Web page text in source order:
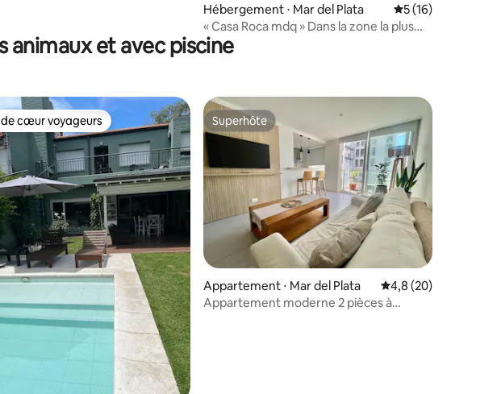
Hébergement ⋅ Mar del Plata Évaluation
5 (16)
« Casa Roca mdq » Dans la zone la plus
haute de Mar del Plata
animaux et avec piscine
sur la base de 61 commentaires : 4,72 sur 5
de cœur voyageurs
cœur voyageurs Superhôte
Superhôte
Appartement ⋅ Mar del Plata Évaluation moyenne
4,8 (20)
Appartement moderne 2 pièces à